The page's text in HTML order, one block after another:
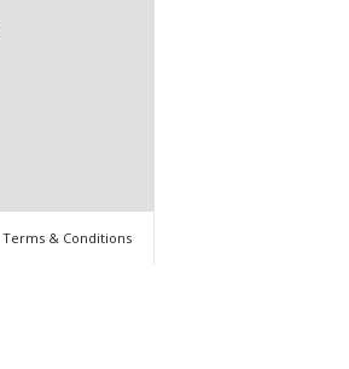
Terms & Conditions